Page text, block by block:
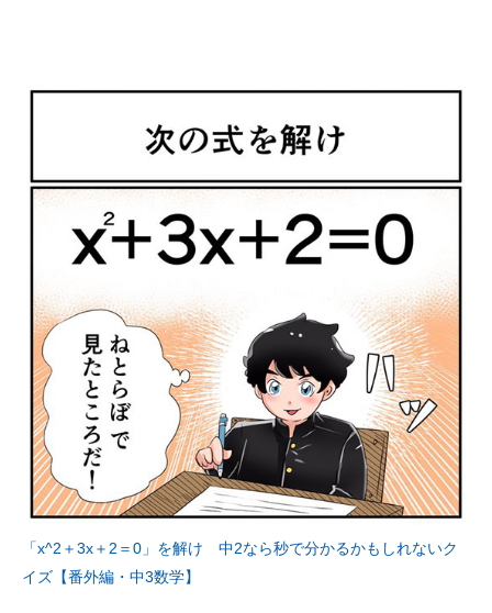
「x^2＋3x＋2＝0」を解け 中2なら秒で分かるかもしれないク
イズ【番外編・中3数学】